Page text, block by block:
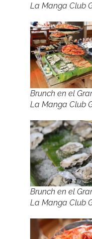
La Manga Club
Brunch en el
La Manga Club
Brunch en el
La Manga Club